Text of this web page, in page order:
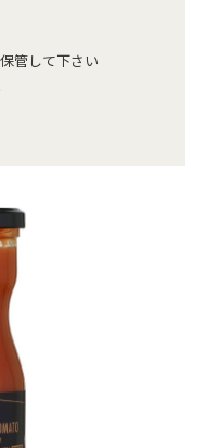
管して下さい